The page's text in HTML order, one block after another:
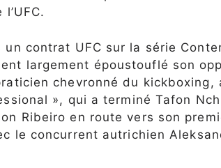
un contrat UFC sur la série
largement époustouflé son
chevronné du kickboxing,
», qui a terminé Tafon
Ribeiro en route vers son
le concurrent autrichien